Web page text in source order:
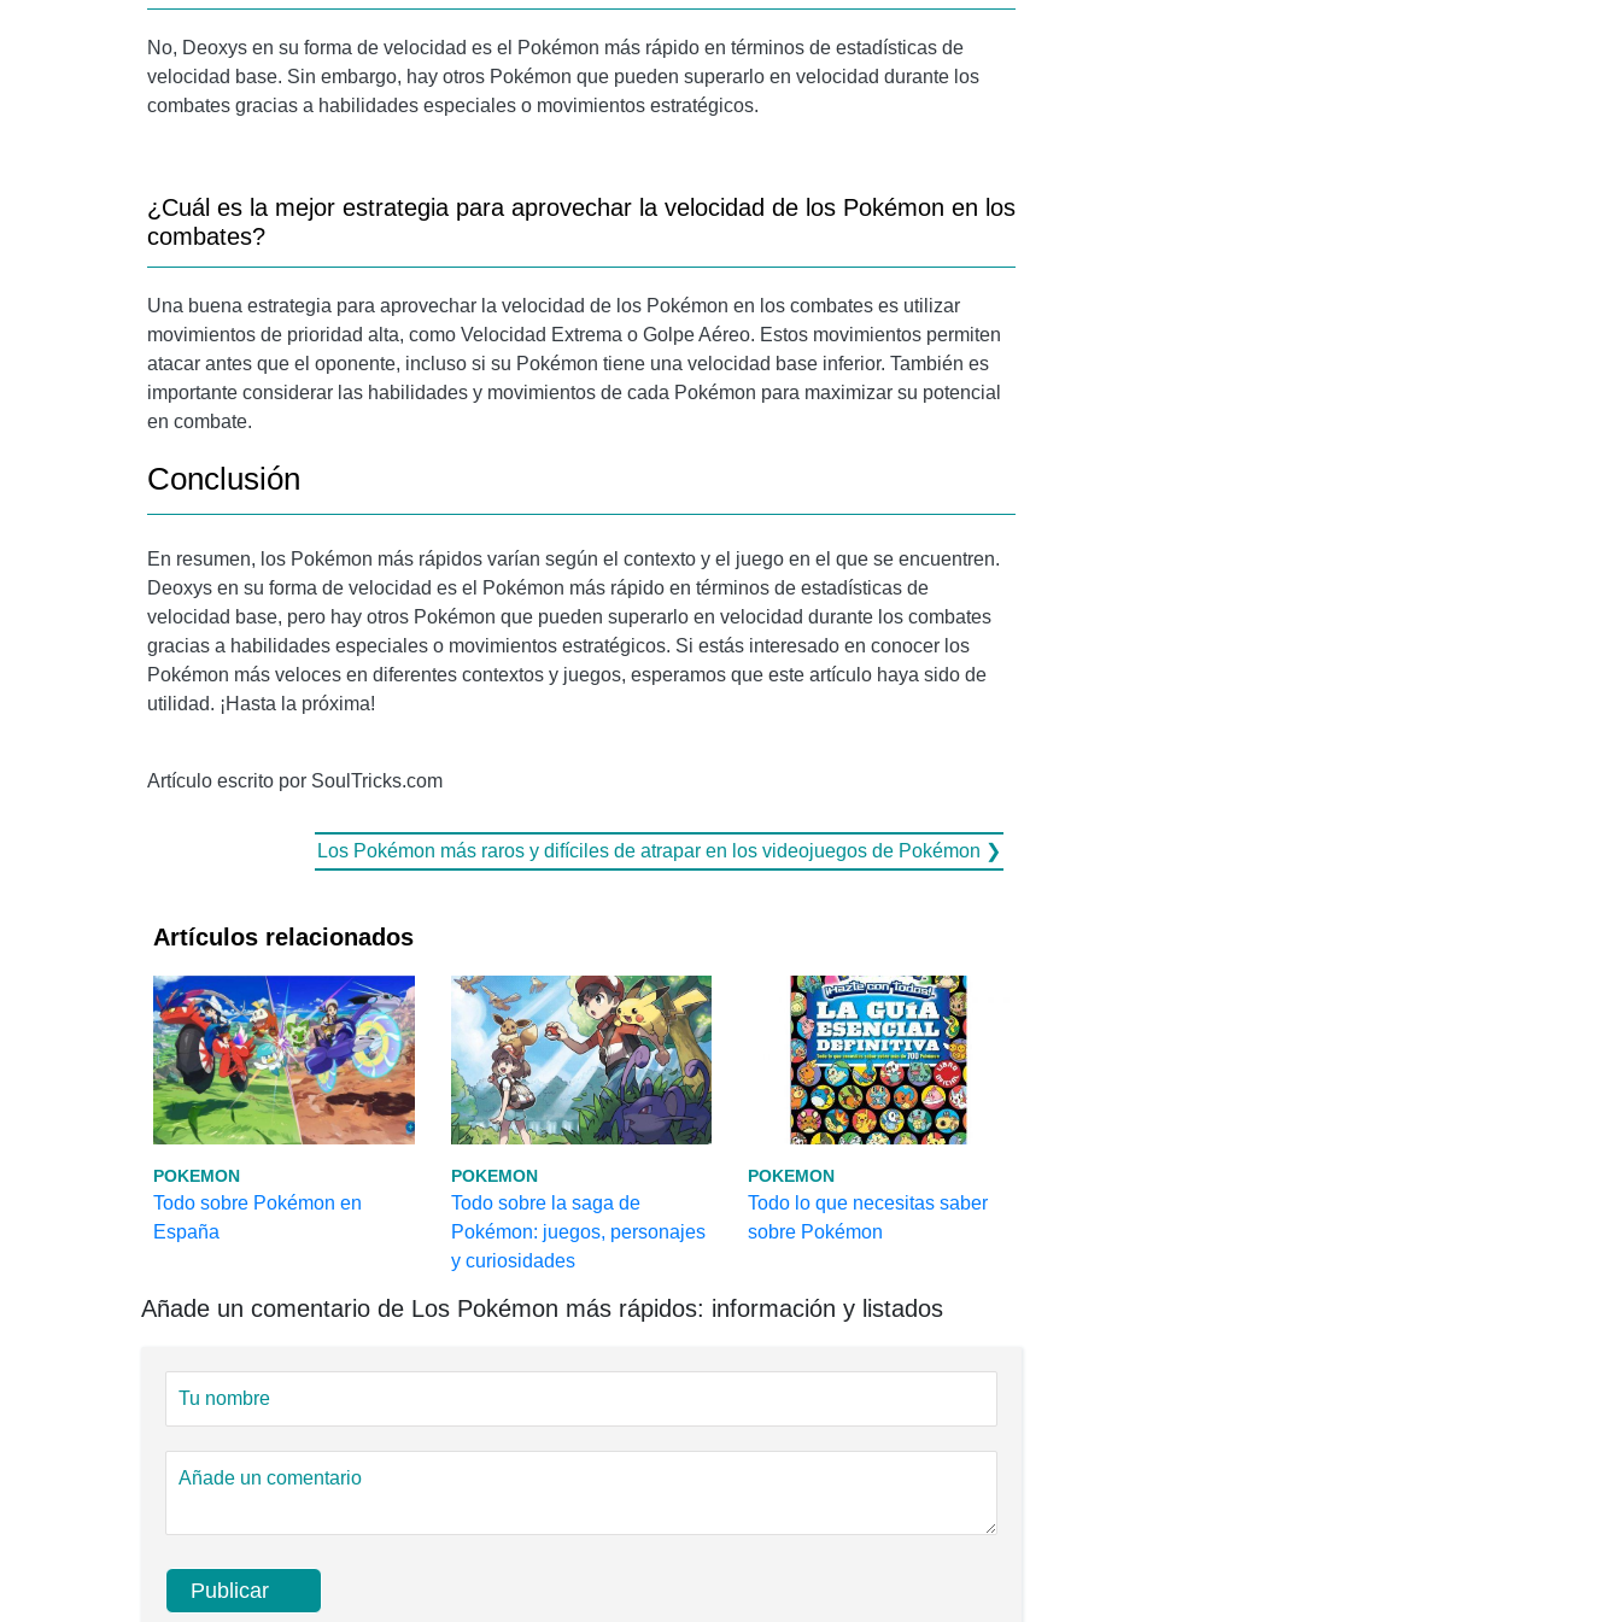
No, Deoxys en su forma de velocidad es el Pokémon más rápido en términos de estadísticas de
velocidad base. Sin embargo, hay otros Pokémon que pueden superarlo en velocidad durante los
combates gracias a habilidades especiales o movimientos estratégicos.
¿Cuál es la mejor estrategia para aprovechar la velocidad de los Pokémon en los
combates?
Una buena estrategia para aprovechar la velocidad de los Pokémon en los combates es utilizar
movimientos de prioridad alta, como Velocidad Extrema o Golpe Aéreo. Estos movimientos permiten
atacar antes que el oponente, incluso si su Pokémon tiene una velocidad base inferior. También es
importante considerar las habilidades y movimientos de cada Pokémon para maximizar su potencial
en combate.
Conclusión
En resumen, los Pokémon más rápidos varían según el contexto y el juego en el que se encuentren.
Deoxys en su forma de velocidad es el Pokémon más rápido en términos de estadísticas de
velocidad base, pero hay otros Pokémon que pueden superarlo en velocidad durante los combates
gracias a habilidades especiales o movimientos estratégicos. Si estás interesado en conocer los
Pokémon más veloces en diferentes contextos y juegos, esperamos que este artículo haya sido de
utilidad. ¡Hasta la próxima!
Artículo escrito por SoulTricks.com
Los Pokémon más raros y difíciles de atrapar en los videojuegos de Pokémon ❯
Artículos relacionados
POKEMON
Todo sobre Pokémon en
España
POKEMON
Todo sobre la saga de
Pokémon: juegos, personajes
y curiosidades
POKEMON
Todo lo que necesitas saber
sobre Pokémon
Añade un comentario de Los Pokémon más rápidos: información y listados